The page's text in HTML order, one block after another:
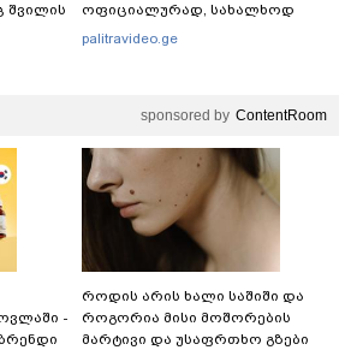
შვილის
ოფიციალურად, სახალხოდ
გადავცემ" - ეკა კუპატაძე
palitravideo.ge
sponsored by ContentRoom
-
როდის არის ხალი საშიში და
როგორია მისი მოშორების
მარტივი და უსაფრთხო გზები